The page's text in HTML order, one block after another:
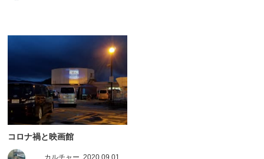
コロナ禍と映画館
カルチャー 2020.09.01